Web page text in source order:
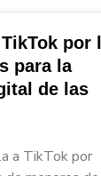
por
para la
de las
a TikTok por